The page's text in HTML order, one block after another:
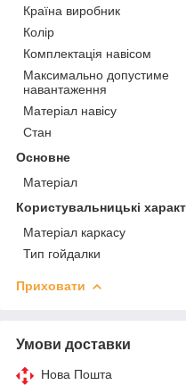
Країна виробник
Колір
Комплектація навісом
Максимально допустиме
навантаження
Матеріал навісу
Стан
Основне
Матеріал
Користувальницькі
Матеріал каркасу
Тип гойдалки
Приховати
Умови доставки
Нова Пошта